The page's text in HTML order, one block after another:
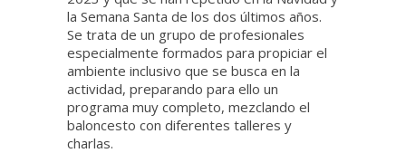
la Semana Santa de los dos últimos años.
Se trata de un grupo de profesionales
especialmente formados para propiciar el
ambiente inclusivo que se busca en la
actividad, preparando para ello un
programa muy completo, mezclando el
baloncesto con diferentes talleres y
charlas.